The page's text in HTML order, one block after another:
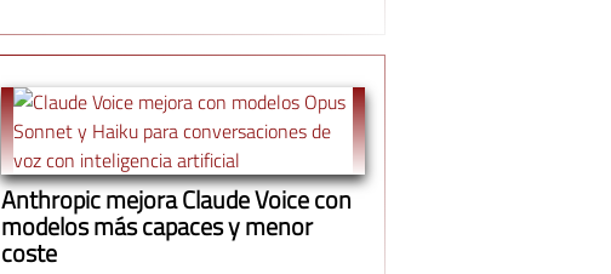
Anthropic mejora Claude Voice con
modelos más capaces y menor
coste